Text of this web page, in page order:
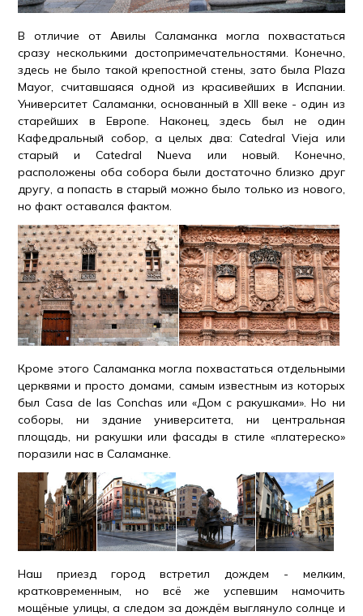
В отличие от Авилы Саламанка могла похвастаться
сразу несколькими достопримечательностями. Конечно,
здесь не было такой крепостной стены, зато была Plaza
Mayor, считавшаяся одной из красивейших в Испании.
Университет Саламанки, основанный в XIII веке - один из
старейших в Европе. Наконец, здесь был не один
Кафедральный собор, а целых два: Catedral Vieja или
старый и Catedral Nueva или новый. Конечно,
расположены оба собора были достаточно близко друг
другу, а попасть в старый можно было только из нового,
но факт оставался фактом.
Кроме этого Саламанка могла похвастаться отдельными
церквями и просто домами, самым известным из которых
был Casa de las Conchas или «Дом с ракушками». Но ни
соборы, ни здание университета, ни центральная
площадь, ни ракушки или фасады в стиле «платереско»
поразили нас в Саламанке.
Наш приезд город встретил дождем - мелким,
кратковременным, но всё же успевшим намочить
мощёные улицы, а следом за дождём выглянуло солнце и